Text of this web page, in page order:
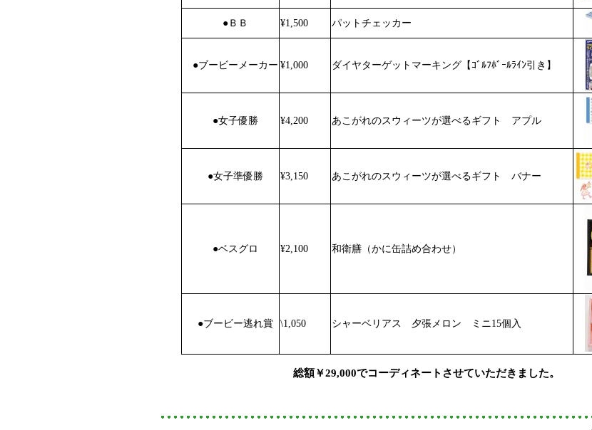
●ＢＢ ¥1,500 パットチェッカー
●ブービーメーカー ¥1,000 ダイヤターゲットマーキング【ｺﾞﾙﾌﾎﾞｰﾙﾗｲﾝ引き】
●女子優勝 ¥4,200 あこがれのスウィーツが選べるギフト アプル
●女子準優勝 ¥3,150 あこがれのスウィーツが選べるギフト バナー
●ベスグロ ¥2,100 和衛膳（かに缶詰め合わせ）
●ブービー逃れ賞 \1,050 シャーベリアス 夕張メロン ミニ15個入
総額￥29,000でコーディネートさせていただきました。